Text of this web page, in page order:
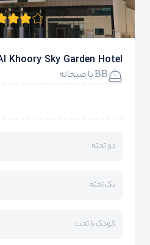
Khoory Sky Garden Hotel
BB با صبحانه
دو تخته
یک تخته
کودک با تخت